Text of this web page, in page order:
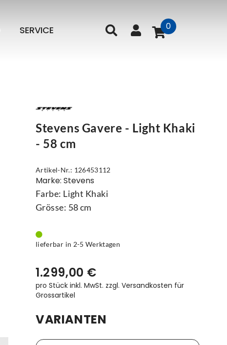
SERVICE 0
Stevens Gavere - Light Khaki
- 58 cm
Artikel-Nr.: 126453112
Marke: Stevens
Farbe: Light Khaki
Grösse: 58 cm
lieferbar in 2-5 Werktagen
1.299,00 €
pro Stück inkl. MwSt. zzgl. Versandkosten für
Grossartikel
VARIANTEN